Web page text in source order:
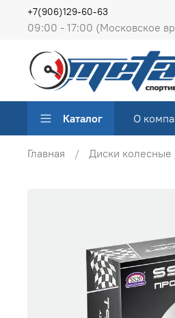
09:00 - 17:00 (Московское
+7(906)129-60-63
Каталог О
Главная Диски колесные